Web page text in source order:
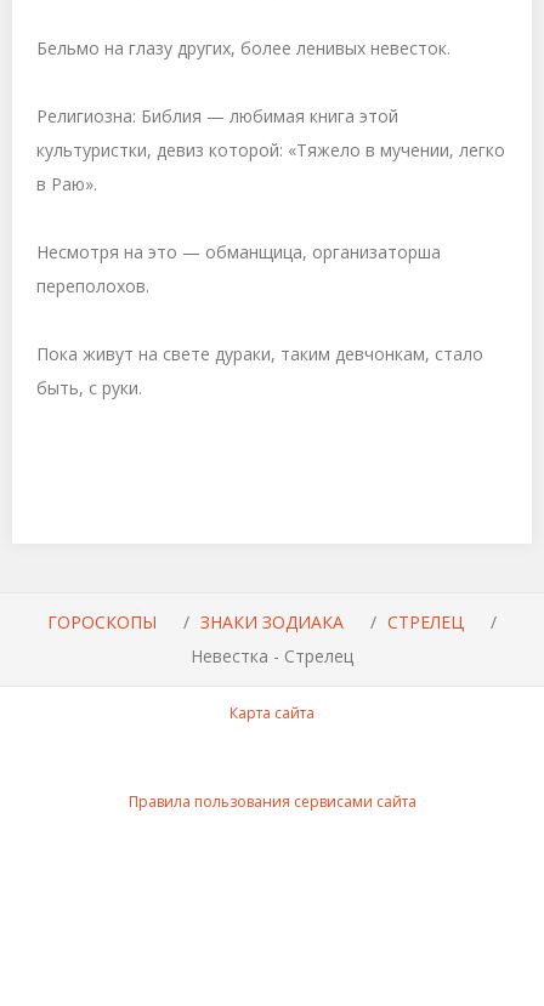
Бельмо на глазу других, более ленивых невесток.
Религиозна: Библия — любимая книга этой
культуристки, девиз которой: «Тяжело в мучении, легко
в Раю».
Несмотря на это — обманщица, организаторша
переполохов.
Пока живут на свете дураки, таким девчонкам, стало
быть, с руки.
ГОРОСКОПЫ ЗНАКИ ЗОДИАКА
СТРЕЛЕЦ
Невестка - Стрелец
Карта сайта
Правила пользования сервисами сайта